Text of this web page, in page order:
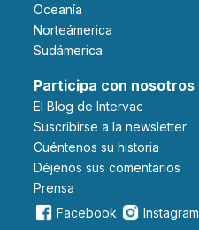
Oceanía
Norteámerica
Sudámerica
Participa con nosotros
El Blog de Intervac
Suscribirse a la newsletter
Cuéntenos su historia
Déjenos sus comentarios
Prensa
Facebook
Instagram